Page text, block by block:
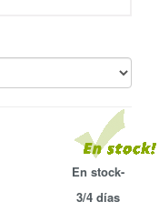
En stock-
3/4 días